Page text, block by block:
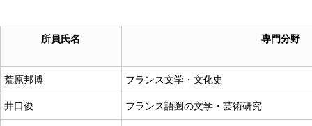
所員氏名 専門分野
荒原邦博 フランス文学・文化史
井口俊 フランス語圏の文学・芸術研究